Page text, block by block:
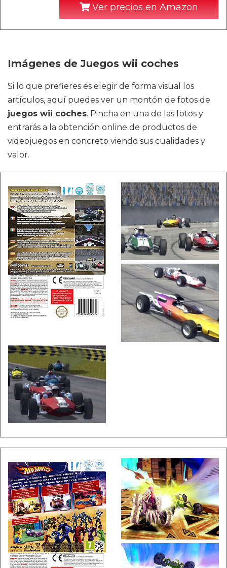
Ver precios en Amazon
Imágenes de Juegos wii coches
Si lo que prefieres es elegir de forma visual los
artículos, aquí puedes ver un montón de fotos de
juegos wii coches. Pincha en una de las fotos y
entrarás a la obtención online de productos de
videojuegos en concreto viendo sus cualidades y
valor.